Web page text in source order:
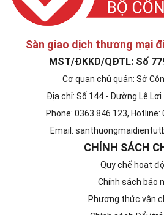
Sàn giao dịch thương mại
MST/ĐKKD/QĐTL: Số
Cơ quan chủ quản: Sở
Địa chỉ: Số 144 - Đường Lê Lợi
Phone: 0363 846 123, Hotline:
Email:
CHÍNH SÁCH
Quy chế hoạt
Chính sách bảo
Phương thức vận